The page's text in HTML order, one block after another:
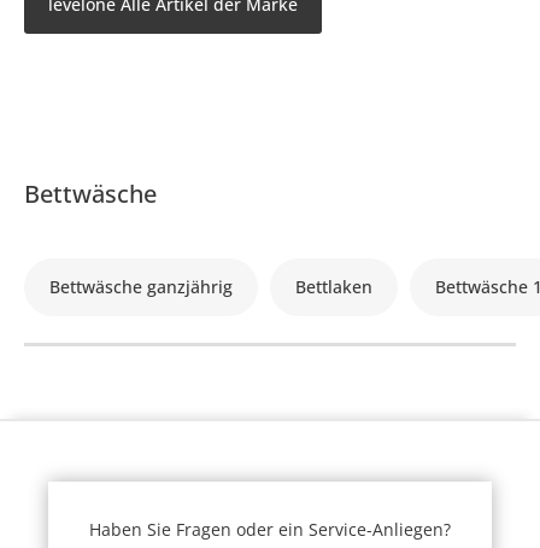
Bettwäsche
Bettwäsche ganzjährig Bettlaken Bettwäsche
Haben Sie Fragen oder ein Service-Anliegen?